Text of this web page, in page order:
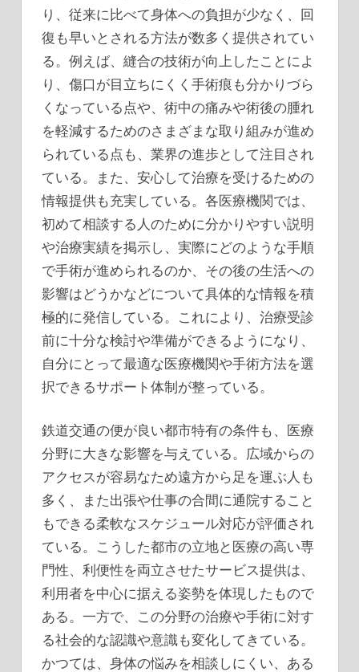
り、従来に比べて身体への負担が少なく、回
復も早いとされる方法が数多く提供されてい
る。例えば、縫合の技術が向上したことによ
り、傷口が目立ちにくく手術痕も分かりづら
くなっている点や、術中の痛みや術後の腫れ
を軽減するためのさまざまな取り組みが進め
られている点も、業界の進歩として注目され
ている。また、安心して治療を受けるための
情報提供も充実している。各医療機関では、
初めて相談する人のために分かりやすい説明
や治療実績を掲示し、実際にどのような手順
で手術が進められるのか、その後の生活への
影響はどうかなどについて具体的な情報を積
極的に発信している。これにより、治療受診
前に十分な検討や準備ができるようになり、
自分にとって最適な医療機関や手術方法を選
択できるサポート体制が整っている。
鉄道交通の便が良い都市特有の条件も、医療
分野に大きな影響を与えている。広域からの
アクセスが容易なため遠方から足を運ぶ人も
多く、また出張や仕事の合間に通院すること
もできる柔軟なスケジュール対応が評価され
ている。こうした都市の立地と医療の高い専
門性、利便性を両立させたサービス提供は、
利用者を中心に据える姿勢を体現したもので
ある。一方で、この分野の治療や手術に対す
る社会的な認識や意識も変化してきている。
かつては、身体の悩みを相談しにくい、ある